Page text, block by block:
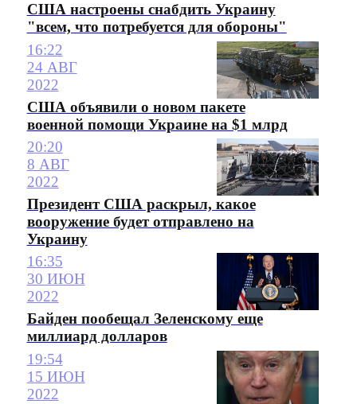
США настроены снабдить Украину
"всем, что потребуется для обороны"
16:22
24 АВГ
2022
США объявили о новом пакете
военной помощи Украине на $1 млрд
20:20
8 АВГ
2022
Президент США раскрыл, какое
вооружение будет отправлено на
Украину
16:35
30 ИЮН
2022
Байден пообещал Зеленскому еще
миллиард долларов
19:54
15 ИЮН
2022